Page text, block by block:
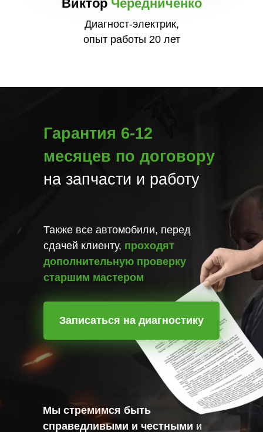
Виктор Чередниченко
Диагност-электрик,
опыт работы 20 лет
Гарантия 6-12
месяцев по договору
на запчасти и работу
Мы стремимся быть
справедливыми и честными и
Также все автомобили, перед
сдачей клиенту, проходят
дополнительную проверку
старшим мастером
Записаться на диагностику